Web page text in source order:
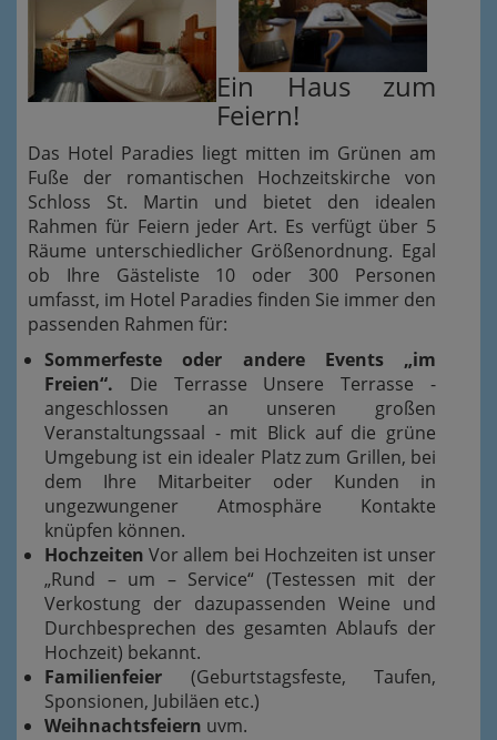
Ein Haus zum
Feiern!
Das Hotel Paradies liegt mitten im Grünen am
Fuße der romantischen Hochzeitskirche von
Schloss St. Martin und bietet den idealen
Rahmen für Feiern jeder Art. Es verfügt über 5
Räume unterschiedlicher Größenordnung. Egal
ob Ihre Gästeliste 10 oder 300 Personen
umfasst, im Hotel Paradies finden Sie immer den
passenden Rahmen für:
Sommerfeste oder andere Events „im
Freien“. Die Terrasse Unsere Terrasse -
angeschlossen an unseren großen
Veranstaltungssaal - mit Blick auf die grüne
Umgebung ist ein idealer Platz zum Grillen, bei
dem Ihre Mitarbeiter oder Kunden in
ungezwungener Atmosphäre Kontakte
knüpfen können.
Hochzeiten Vor allem bei Hochzeiten ist unser
„Rund – um – Service“ (Testessen mit der
Verkostung der dazupassenden Weine und
Durchbesprechen des gesamten Ablaufs der
Hochzeit) bekannt.
Familienfeier (Geburtstagsfeste, Taufen,
Sponsionen, Jubiläen etc.)
Weihnachtsfeiern uvm.